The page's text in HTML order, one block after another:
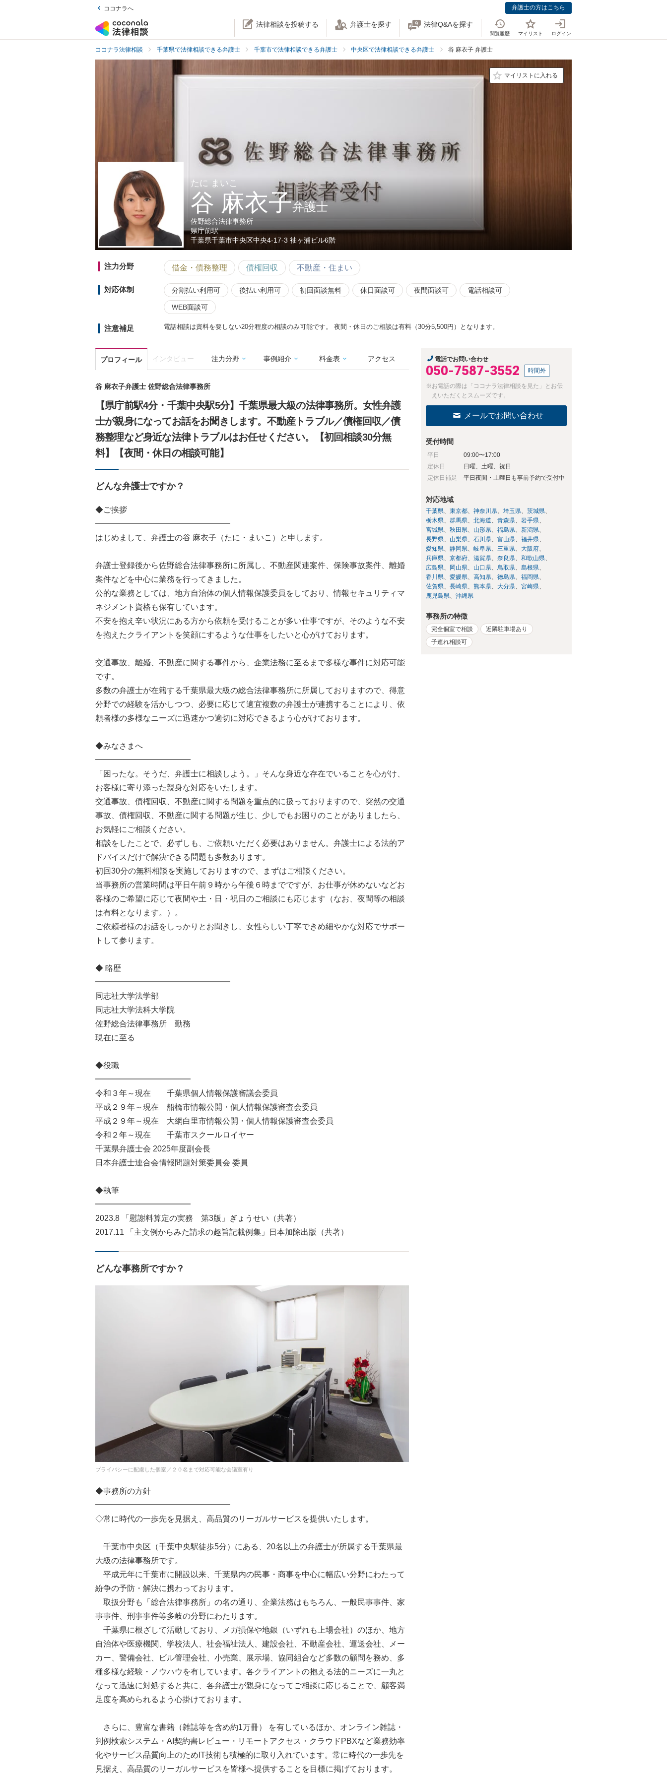
ココナラへ 弁護士の方はこちら
法律相談を投稿する 弁護士を探す 法律Q&Aを探す
閲覧履歴 マイリスト ログイン
ココナラ法律相談 千葉県で法律相談できる弁護士 千葉市で法律相談できる弁護士 中央区で法律相談できる弁護士 谷 麻衣子 弁護士
マイリストに入れる
たに まいこ
谷 麻衣子弁護士
佐野総合法律事務所
県庁前駅
千葉県千葉市中央区中央4-17-3 袖ヶ浦ビル6階
注力分野 借金・債務整理 債権回収 不動産・住まい
対応体制 分割払い利用可 後払い利用可 初回面談無料 休日面談可 夜間面談可 電話相談可
WEB面談可
注意補足 電話相談は資料を要しない20分程度の相談のみ可能です。 夜間・休日のご相談は有料（30分5,500円）となります。
プロフィール インタビュー 注力分野 事例紹介 料金表 アクセス
谷 麻衣子弁護士 佐野総合法律事務所
【県庁前駅4分・千葉中央駅5分】千葉県最大級の法律事務所。女性弁護
士が親身になってお話をお聞きします。不動産トラブル／債権回収／債
務整理など身近な法律トラブルはお任せください。【初回相談30分無
料】【夜間・休日の相談可能】
どんな弁護士ですか？
◆ご挨拶
━━━━━━━━━━━━━━━━━
はじめまして、弁護士の谷 麻衣子（たに・まいこ）と申します。
弁護士登録後から佐野総合法律事務所に所属し、不動産関連案件、保険事故案件、離婚
案件などを中心に業務を行ってきました。
公的な業務としては、地方自治体の個人情報保護委員をしており、情報セキュリティマ
ネジメント資格も保有しています。
不安を抱え辛い状況にある方から依頼を受けることが多い仕事ですが、そのような不安
を抱えたクライアントを笑顔にするような仕事をしたいと心がけております。
交通事故、離婚、不動産に関する事件から、企業法務に至るまで多様な事件に対応可能
です。
多数の弁護士が在籍する千葉県最大級の総合法律事務所に所属しておりますので、得意
分野での経験を活かしつつ、必要に応じて適宜複数の弁護士が連携することにより、依
頼者様の多様なニーズに迅速かつ適切に対応できるよう心がけております。
◆みなさまへ
━━━━━━━━━━━━
「困ったな。そうだ、弁護士に相談しよう。」そんな身近な存在でいることを心がけ、
お客様に寄り添った親身な対応をいたします。
交通事故、債権回収、不動産に関する問題を重点的に扱っておりますので、突然の交通
事故、債権回収、不動産に関する問題が生じ、少しでもお困りのことがありましたら、
お気軽にご相談ください。
相談をしたことで、必ずしも、ご依頼いただく必要はありません。弁護士による法的ア
ドバイスだけで解決できる問題も多数あります。
初回30分の無料相談を実施しておりますので、まずはご相談ください。
当事務所の営業時間は平日午前９時から午後６時までですが、お仕事が休めないなどお
客様のご希望に応じて夜間や土・日・祝日のご相談にも応じます（なお、夜間等の相談
は有料となります。）。
ご依頼者様のお話をしっかりとお聞きし、女性らしい丁寧できめ細やかな対応でサポー
トして参ります。
◆ 略歴
━━━━━━━━━━━━━━━━━
同志社大学法学部
同志社大学法科大学院
佐野総合法律事務所 勤務
現在に至る
◆役職
━━━━━━━━━━━━
令和３年～現在 千葉県個人情報保護審議会委員
平成２９年～現在 船橋市情報公開・個人情報保護審査会委員
平成２９年～現在 大網白里市情報公開・個人情報保護審査会委員
令和２年～現在 千葉市スクールロイヤー
千葉県弁護士会 2025年度副会長
日本弁護士連合会情報問題対策委員会 委員
◆執筆
━━━━━━━━━━━━
2023.8 「慰謝料算定の実務 第3版」ぎょうせい（共著）
2017.11 「主文例からみた請求の趣旨記載例集」日本加除出版（共著）
どんな事務所ですか？
プライバシーに配慮した個室／２０名まで対応可能な会議室有り
◆事務所の方針
━━━━━━━━━━━━━━━━━
◇常に時代の一歩先を見据え、高品質のリーガルサービスを提供いたします。
千葉市中央区（千葉中央駅徒歩5分）にある、20名以上の弁護士が所属する千葉県最
大級の法律事務所です。
平成元年に千葉市に開設以来、千葉県内の民事・商事を中心に幅広い分野にわたって
紛争の予防・解決に携わっております。
取扱分野も「総合法律事務所」の名の通り、企業法務はもちろん、一般民事事件、家
事事件、刑事事件等多岐の分野にわたります。
千葉県に根ざして活動しており、メガ損保や地銀（いずれも上場会社）のほか、地方
自治体や医療機関、学校法人、社会福祉法人、建設会社、不動産会社、運送会社、メー
カー、警備会社、ビル管理会社、小売業、展示場、協同組合など多数の顧問を務め、多
種多様な経験・ノウハウを有しています。各クライアントの抱える法的ニーズに一丸と
なって迅速に対処すると共に、各弁護士が親身になってご相談に応じることで、顧客満
足度を高められるよう心掛けております。
さらに、豊富な書籍（雑誌等を含め約1万冊） を有しているほか、オンライン雑誌・
判例検索システム・AI契約書レビュー・リモートアクセス・クラウドPBXなど業務効率
化やサービス品質向上のためIT技術も積極的に取り入れています。常に時代の一歩先を
見据え、高品質のリーガルサービスを皆様へ提供することを目標に掲げております。
電話でお問い合わせ
050-7587-3552 時間外
※お電話の際は「ココナラ法律相談を見た」とお伝
えいただくとスムーズです。
メールでお問い合わせ
受付時間
平日
09:00〜17:00
定休日
日曜、土曜、祝日
定休日補足
平日夜間・土曜日も事前予約で受付中
対応地域
千葉県 東京都 神奈川県 埼玉県
茨城県
栃木県
群馬県 北海道 青森県
岩手県
宮城県
秋田県 山形県 福島県
新潟県
長野県
山梨県 石川県 富山県
福井県
愛知県
静岡県 岐阜県 三重県
大阪府
兵庫県
京都府 滋賀県 奈良県
和歌山県
広島県
岡山県 山口県 鳥取県
島根県
香川県
愛媛県 高知県 徳島県
福岡県
佐賀県
長崎県 熊本県 大分県
宮崎県
鹿児島県
沖縄県
事務所の特徴
完全個室で相談
近隣駐車場あり
子連れ相談可